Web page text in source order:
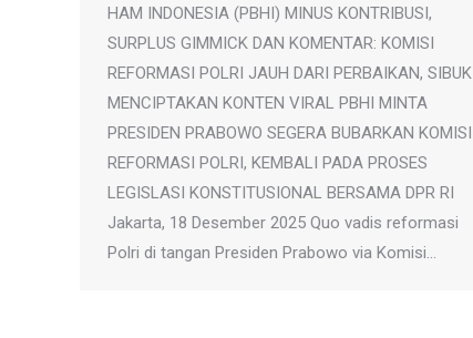
HAM INDONESIA (PBHI) MINUS KONTRIBUSI,
SURPLUS GIMMICK DAN KOMENTAR: KOMISI
REFORMASI POLRI JAUH DARI PERBAIKAN, SIBUK
MENCIPTAKAN KONTEN VIRAL PBHI MINTA
PRESIDEN PRABOWO SEGERA BUBARKAN KOMISI
REFORMASI POLRI, KEMBALI PADA PROSES
LEGISLASI KONSTITUSIONAL BERSAMA DPR RI
Jakarta, 18 Desember 2025 Quo vadis reformasi
Polri di tangan Presiden Prabowo via Komisi…